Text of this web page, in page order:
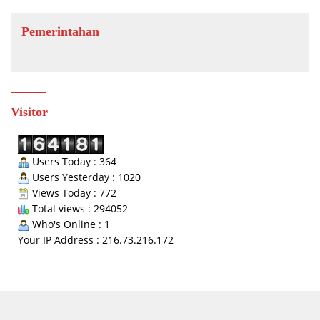
Pemerintahan
Visitor
Users Today : 364
Users Yesterday : 1020
Views Today : 772
Total views : 294052
Who's Online : 1
Your IP Address : 216.73.216.172